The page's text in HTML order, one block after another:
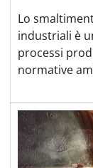
Lo
industriali è
processi
normative